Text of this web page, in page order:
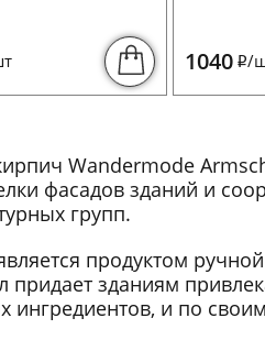
1040 i/
Wandermode
фасадов зданий и
групп.
продуктом
зданиям
и по